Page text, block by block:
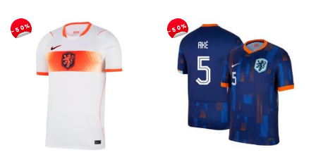
-50% -50%